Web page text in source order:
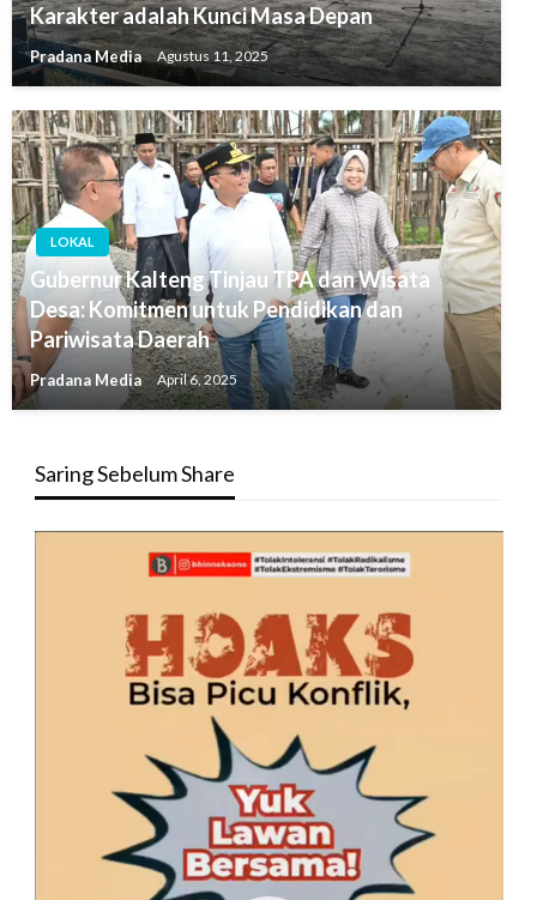
Karakter adalah Kunci Masa Depan
Pradana Media Agustus 11, 2025
LOKAL
Gubernur Kalteng Tinjau TPA dan Wisata
Desa: Komitmen untuk Pendidikan dan
Pariwisata Daerah
Pradana Media April 6, 2025
Saring Sebelum Share